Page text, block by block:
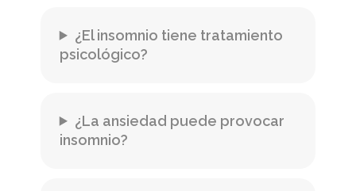
¿El insomnio tiene tratamiento
psicológico?
¿La ansiedad puede provocar
insomnio?